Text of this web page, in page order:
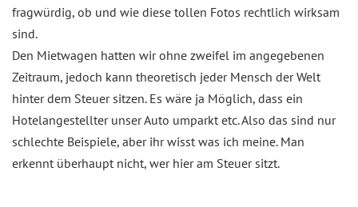
fragwürdig, ob und wie diese tollen Fotos rechtlich wirksam
sind.
Den Mietwagen hatten wir ohne zweifel im angegebenen
Zeitraum, jedoch kann theoretisch jeder Mensch der Welt
hinter dem Steuer sitzen. Es wäre ja Möglich, dass ein
Hotelangestellter unser Auto umparkt etc. Also das sind nur
schlechte Beispiele, aber ihr wisst was ich meine. Man
erkennt überhaupt nicht, wer hier am Steuer sitzt.